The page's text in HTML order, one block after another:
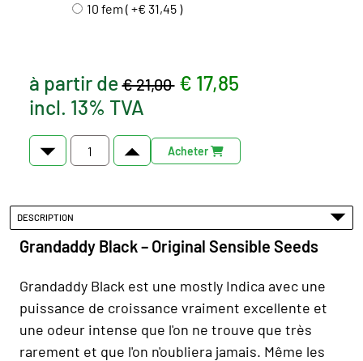
10 fem ( +€ 31,45 )
à partir de€ 21,00 € 17,85
incl. 13% TVA
Acheter
DESCRIPTION
Grandaddy Black – Original Sensible Seeds
Grandaddy Black est une mostly Indica avec une
puissance de croissance vraiment excellente et
une odeur intense que l'on ne trouve que très
rarement et que l'on n'oubliera jamais. Même les